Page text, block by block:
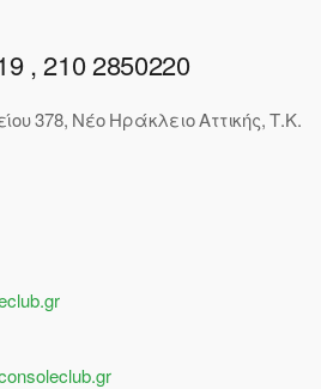
, 210 2850220
378, Νέο Ηράκλειο Αττικής, Τ.Κ.